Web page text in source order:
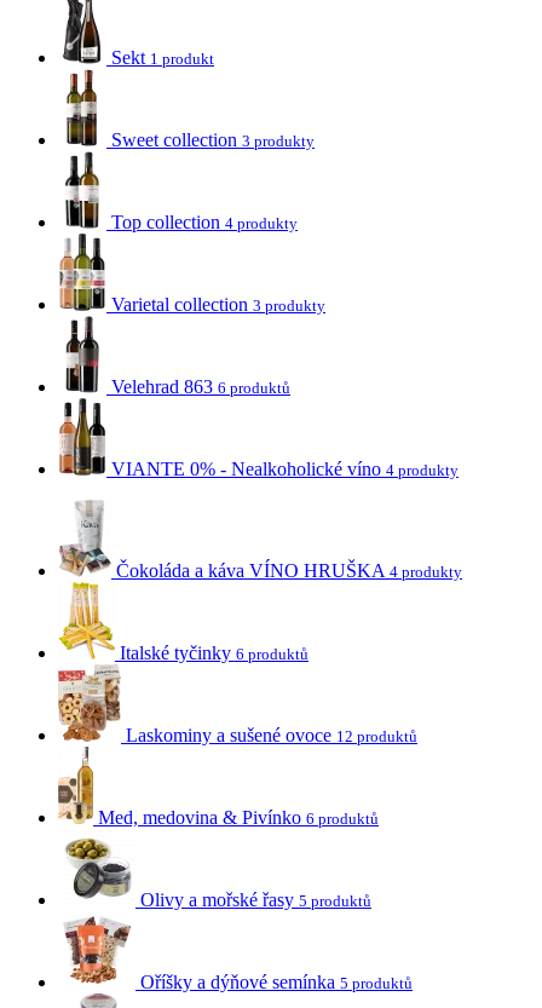
Sekt 1 produkt
Sweet collection 3 produkty
Top collection 4 produkty
Varietal collection 3 produkty
Velehrad 863 6 produktů
VIANTE 0% - Nealkoholické víno 4 produkty
Čokoláda a káva VÍNO HRUŠKA 4 produkty
Italské tyčinky 6 produktů
Laskominy a sušené ovoce 12 produktů
Med, medovina & Pivínko 6 produktů
Olivy a mořské řasy 5 produktů
Oříšky a dýňové semínka 5 produktů